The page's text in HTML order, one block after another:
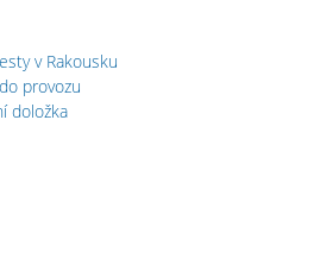
v Rakousku
provozu
doložka